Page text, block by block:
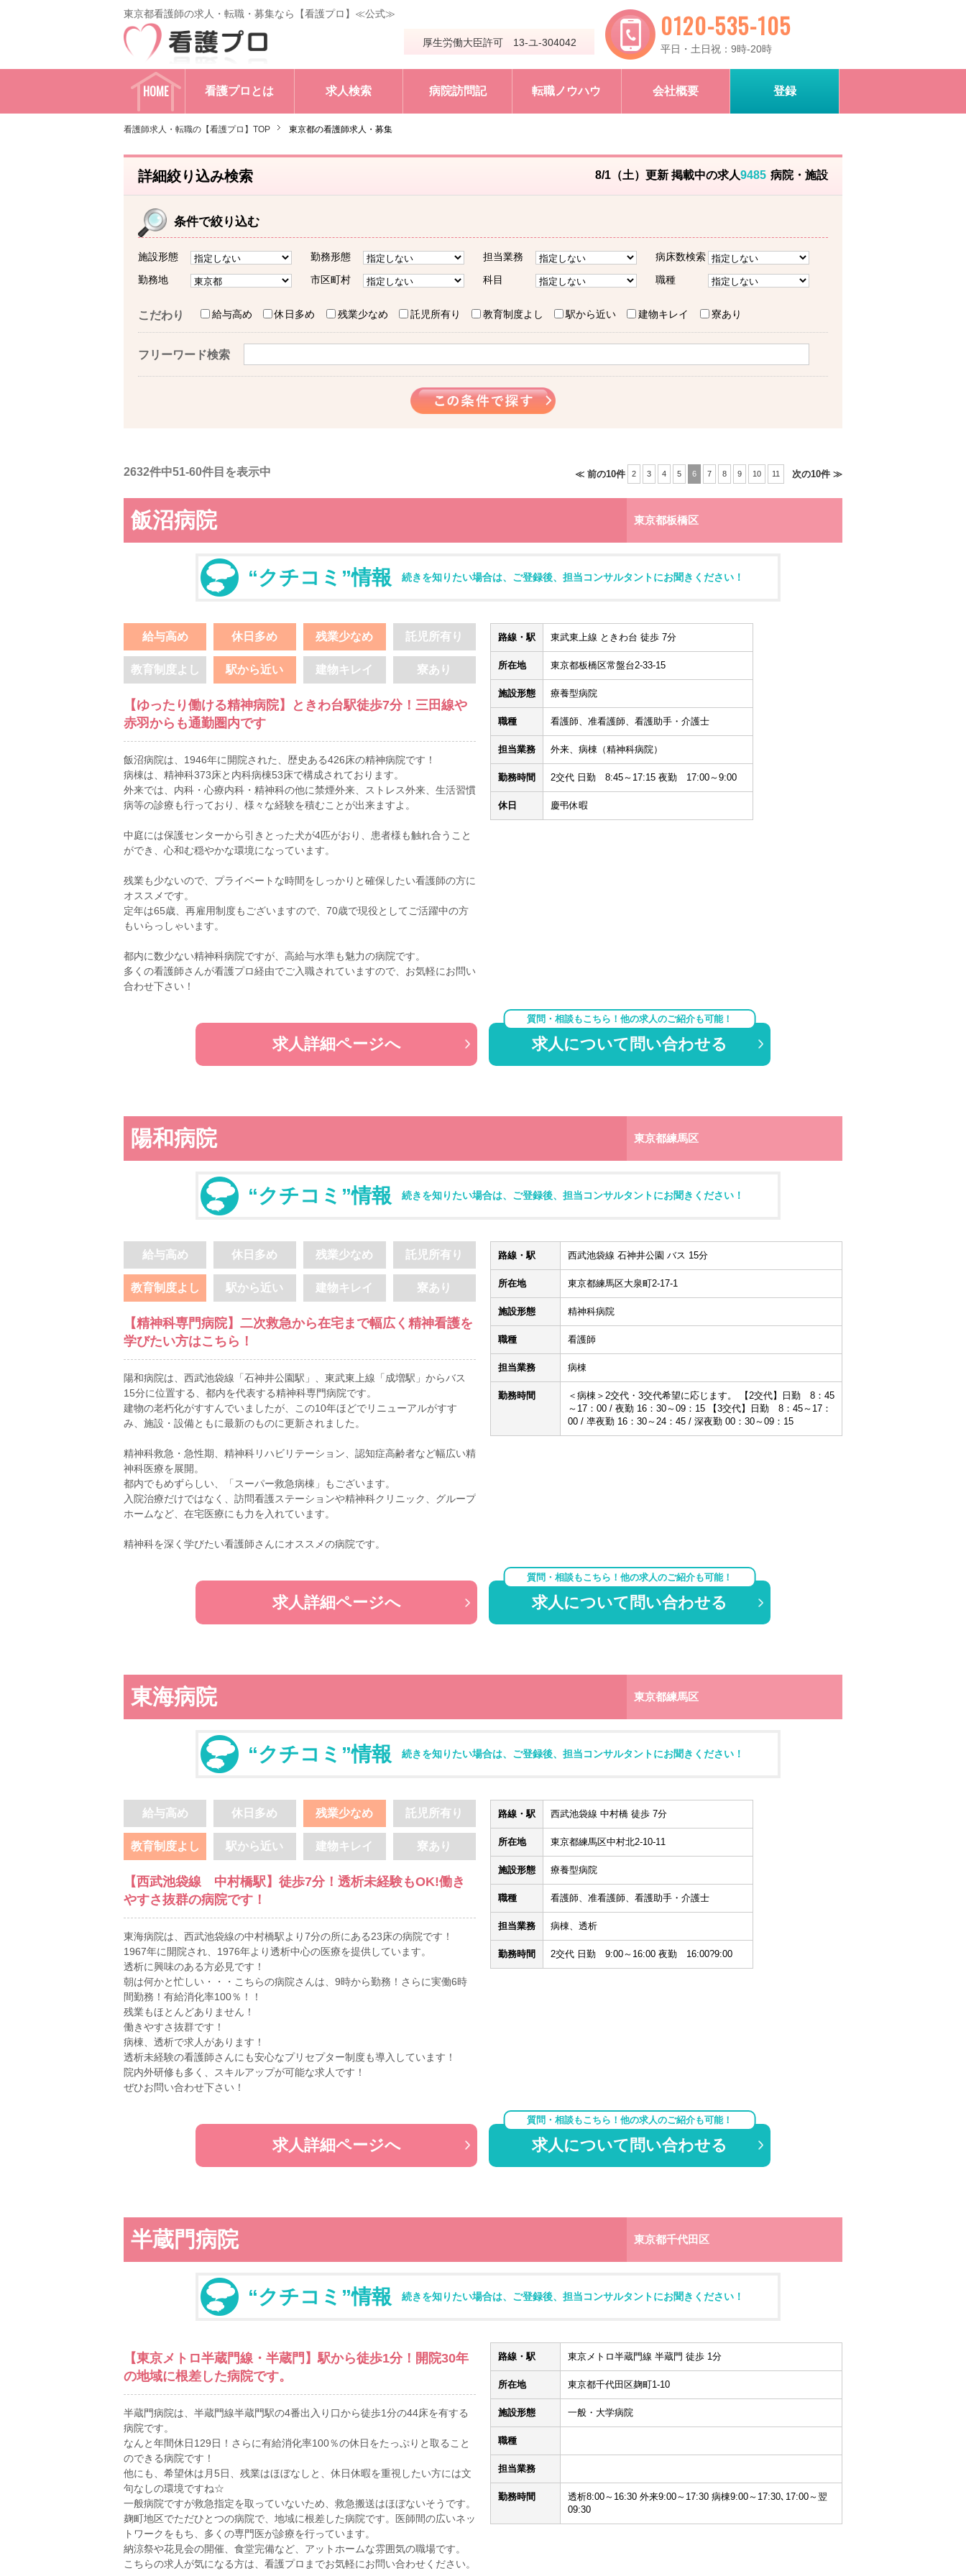
東京都看護師の求人・転職・募集なら【看護プロ】≪公式≫
厚生労働大臣許可 13-ユ-304042
0120-535-105
平日・土日祝：9時-20時
HOME 看護プロとは 求人検索 病院訪問記 転職ノウハウ 会社概要 登録
看護師求人・転職の【看護プロ】TOP 東京都の看護師求人・募集
詳細絞り込み検索 8/1（土）更新 掲載中の求人9485 病院・施設
条件で絞り込む
施設形態 勤務形態 担当業務
病床数検索
勤務地
市区町村 科目 職種
こだわり 給与高め 休日多め 残業少なめ 託児所有り 教育制度よし 駅から近い 建物キレイ 寮あり
フリーワード検索
2632件中51-60件目を表示中 ≪ 前の10件 2 3 4 5 6 7 8 9 10 11 次の10件 ≫
飯沼病院 東京都板橋区
“クチコミ”情報 続きを知りたい場合は、ご登録後、担当コンサルタントにお聞きください！
給与高め 休日多め 残業少なめ 託児所有り
教育制度よし 駅から近い 建物キレイ 寮あり
【ゆったり働ける精神病院】ときわ台駅徒歩7分！三田線や
赤羽からも通勤圏内です
飯沼病院は、1946年に開院された、歴史ある426床の精神病院です！
病棟は、精神科373床と内科病棟53床で構成されております。
外来では、内科・心療内科・精神科の他に禁煙外来、ストレス外来、生活習慣
病等の診療も行っており、様々な経験を積むことが出来ますよ。
中庭には保護センターから引きとった犬が4匹がおり、患者様も触れ合うこと
ができ、心和む穏やかな環境になっています。
残業も少ないので、プライベートな時間をしっかりと確保したい看護師の方に
オススメです。
定年は65歳、再雇用制度もございますので、70歳で現役としてご活躍中の方
もいらっしゃいます。
都内に数少ない精神科病院ですが、高給与水準も魅力の病院です。
多くの看護師さんが看護プロ経由でご入職されていますので、お気軽にお問い
合わせ下さい！
路線・駅 東武東上線 ときわ台 徒歩 7分
所在地 東京都板橋区常盤台2-33-15
施設形態 療養型病院
職種 看護師、准看護師、看護助手・介護士
担当業務 外来、病棟（精神科病院）
勤務時間 2交代 日勤 8:45～17:15 夜勤 17:00～9:00
休日 慶弔休暇
求人詳細ページへ
質問・相談もこちら！他の求人のご紹介も可能！
求人について問い合わせる
陽和病院 東京都練馬区
“クチコミ”情報 続きを知りたい場合は、ご登録後、担当コンサルタントにお聞きください！
給与高め 休日多め 残業少なめ 託児所有り
教育制度よし 駅から近い 建物キレイ 寮あり
【精神科専門病院】二次救急から在宅まで幅広く精神看護を
学びたい方はこちら！
陽和病院は、西武池袋線「石神井公園駅」、東武東上線「成増駅」からバス
15分に位置する、都内を代表する精神科専門病院です。
建物の老朽化がすすんでいましたが、この10年ほどでリニューアルがすす
み、施設・設備ともに最新のものに更新されました。
精神科救急・急性期、精神科リハビリテーション、認知症高齢者など幅広い精
神科医療を展開。
都内でもめずらしい、「スーパー救急病棟」もございます。
入院治療だけではなく、訪問看護ステーションや精神科クリニック、グループ
ホームなど、在宅医療にも力を入れています。
精神科を深く学びたい看護師さんにオススメの病院です。
路線・駅 西武池袋線 石神井公園 バス 15分
所在地 東京都練馬区大泉町2-17-1
施設形態 精神科病院
職種 看護師
担当業務 病棟
勤務時間
＜病棟＞2交代・3交代希望に応じます。 【2交代】日勤 8：45
～17：00 / 夜勤 16：30～09：15 【3交代】日勤 8：45～17：
00 / 凖夜勤 16：30～24：45 / 深夜勤 00：30～09：15
求人詳細ページへ
質問・相談もこちら！他の求人のご紹介も可能！
求人について問い合わせる
東海病院 東京都練馬区
“クチコミ”情報 続きを知りたい場合は、ご登録後、担当コンサルタントにお聞きください！
給与高め 休日多め 残業少なめ 託児所有り
教育制度よし 駅から近い 建物キレイ 寮あり
【西武池袋線 中村橋駅】徒歩7分！透析未経験もOK!働き
やすさ抜群の病院です！
東海病院は、西武池袋線の中村橋駅より7分の所にある23床の病院です！
1967年に開院され、1976年より透析中心の医療を提供しています。
透析に興味のある方必見です！
朝は何かと忙しい・・・こちらの病院さんは、9時から勤務！さらに実働6時
間勤務！有給消化率100％！！
残業もほとんどありません！
働きやすさ抜群です！
病棟、透析で求人があります！
透析未経験の看護師さんにも安心なプリセプター制度も導入しています！
院内外研修も多く、スキルアップが可能な求人です！
ぜひお問い合わせ下さい！
路線・駅 西武池袋線 中村橋 徒歩 7分
所在地 東京都練馬区中村北2-10-11
施設形態 療養型病院
職種 看護師、准看護師、看護助手・介護士
担当業務 病棟、透析
勤務時間 2交代 日勤 9:00～16:00 夜勤 16:00?9:00
求人詳細ページへ
質問・相談もこちら！他の求人のご紹介も可能！
求人について問い合わせる
半蔵門病院 東京都千代田区
“クチコミ”情報 続きを知りたい場合は、ご登録後、担当コンサルタントにお聞きください！
【東京メトロ半蔵門線・半蔵門】駅から徒歩1分！開院30年
の地域に根差した病院です。
半蔵門病院は、半蔵門線半蔵門駅の4番出入り口から徒歩1分の44床を有する
病院です。
なんと年間休日129日！さらに有給消化率100％の休日をたっぷりと取ること
のできる病院です！
他にも、希望休は月5日、残業はほぼなしと、休日休暇を重視したい方には文
句なしの環境ですね☆
一般病院ですが救急指定を取っていないため、救急搬送はほぼないそうです。
麹町地区でただひとつの病院で、地域に根差した病院です。医師間の広いネッ
トワークをもち、多くの専門医が診療を行っています。
納涼祭や花見会の開催、食堂完備など、アットホームな雰囲気の職場です。
こちらの求人が気になる方は、看護プロまでお気軽にお問い合わせください。
路線・駅 東京メトロ半蔵門線 半蔵門 徒歩 1分
所在地 東京都千代田区麹町1-10
施設形態 一般・大学病院
職種
担当業務
勤務時間
透析8:00～16:30 外来9:00～17:30 病棟9:00～17:30､17:00～翌
09:30